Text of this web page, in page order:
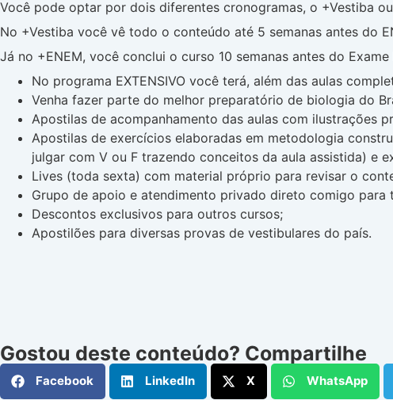
Você pode optar por dois diferentes cronogramas, o +Vestiba
No +Vestiba você vê todo o conteúdo até 5 semanas antes do
Já no +ENEM, você conclui o curso 10 semanas antes do
No programa EXTENSIVO você terá, além das aulas
Venha fazer parte do melhor preparatório de biologia do
Apostilas de acompanhamento das aulas com ilustrações
Apostilas de exercícios elaboradas em metodologia
julgar com V ou F trazendo conceitos da aula assistida) e
Lives (toda sexta) com material próprio para revisar o
Grupo de apoio e atendimento privado direto comigo para
Descontos exclusivos para outros cursos;
Apostilões para diversas provas de vestibulares do país.
Gostou deste conteúdo? Compartilhe
Facebook LinkedIn X WhatsApp